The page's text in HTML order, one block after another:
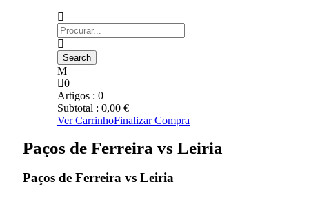
0
Artigos : 0
Subtotal : 0,00 €
Ver CarrinhoFinalizar Compra
Paços de Ferreira vs Leiria
Paços de Ferreira vs Leiria